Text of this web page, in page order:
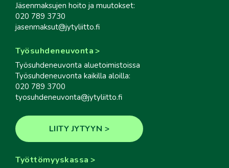
Jäsenmaksujen hoito ja muutokset:
020 789 3730
jasenmaksut@jytyliitto.fi
Työsuhdeneuvonta
Työsuhdeneuvonta aluetoimistoissa
Työsuhdeneuvonta kaikilla aloilla:
020 789 3700
tyosuhdeneuvonta@jytyliitto.fi
LIITY JYTYYN
Työttömyyskassa